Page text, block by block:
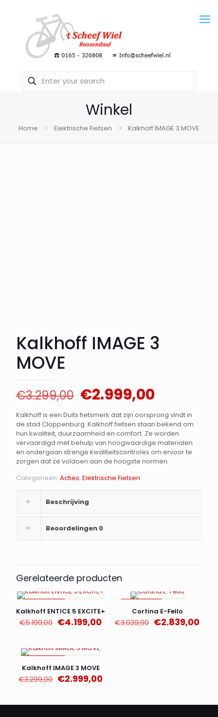
Winkel
Home Elektrische Fietsen Kalkhoff IMAGE 3 MOVE
Kalkhoff IMAGE 3
MOVE
€3.299,00 Oorspronkelijke
prijs
was:
€3.299,00.
€2.999,00
prijs
is:
Kalkhoff is een Duits fietsmerk dat zijn oorsprong vindt in
de stad Cloppenburg. Kalkhoff fietsen staan bekend om
hun kwaliteit, duurzaamheid en comfort. Ze worden
vervaardigd met behulp van hoogwaardige materialen
en ondergaan strenge kwaliteitscontroles om ervoor te
zorgen dat ze voldoen aan de hoogste normen.
Categorieën: Acties, Elektrische Fietsen
Beschrijving
Beoordelingen 0
Gerelateerde producten
Kalkhoff ENTICE 5 EXCITE+
€5.199,00 Oorspronkelijke
€5.199,00.
€4.199,00Huidige
Cortina E-Fello
€3.039,00 €2.839,00
Kalkhoff IMAGE 3 MOVE
€3.299,00 Oorspronkelijke
€3.299,00.
€2.999,00Huidige
€2.999,00.